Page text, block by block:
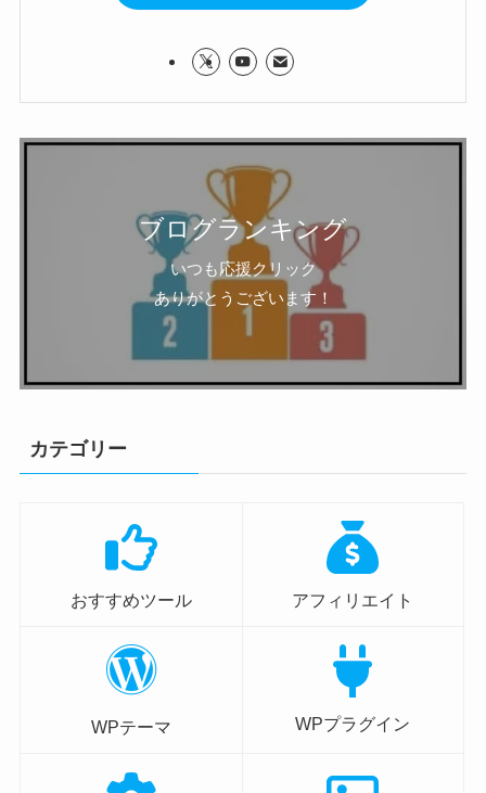
ブログランキング
いつも応援クリック
ありがとうございます！
カテゴリー
おすすめツール アフィリエイト
WPテーマ WPプラグイン